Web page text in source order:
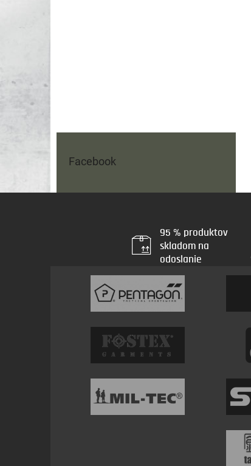
Facebook
95 % produktov
skladom na
odoslanie